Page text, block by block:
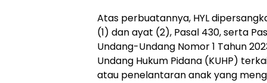
Atas perbuatannya, HYL
(1) dan ayat (2), Pasal 430, serta
Undang-Undang Nomor 1 Tahun
Undang Hukum Pidana (KUHP)
atau penelantaran anak yang